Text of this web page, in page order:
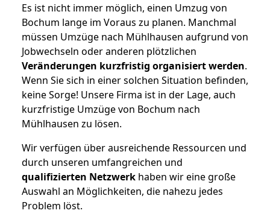
Es ist nicht immer möglich, einen Umzug von
Bochum lange im Voraus zu planen. Manchmal
müssen Umzüge nach Mühlhausen aufgrund von
Jobwechseln oder anderen plötzlichen
Veränderungen kurzfristig organisiert werden.
Wenn Sie sich in einer solchen Situation befinden,
keine Sorge! Unsere Firma ist in der Lage, auch
kurzfristige Umzüge von Bochum nach
Mühlhausen zu lösen.
Wir verfügen über ausreichende Ressourcen und
durch unseren umfangreichen und
qualifizierten Netzwerk haben wir eine große
Auswahl an Möglichkeiten, die nahezu jedes
Problem löst.